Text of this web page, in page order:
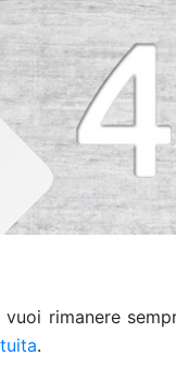
rimanere
.